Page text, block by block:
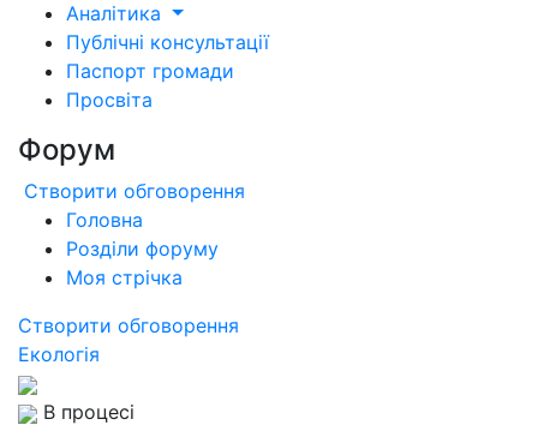
Аналітика
Публічні консультації
Паспорт громади
Просвіта
Форум
Створити обговорення
Головна
Розділи форуму
Моя стрічка
Створити обговорення
Екологія
В процесі